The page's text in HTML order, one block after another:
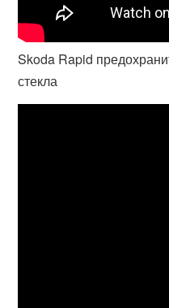
Skoda Rapid
стекла